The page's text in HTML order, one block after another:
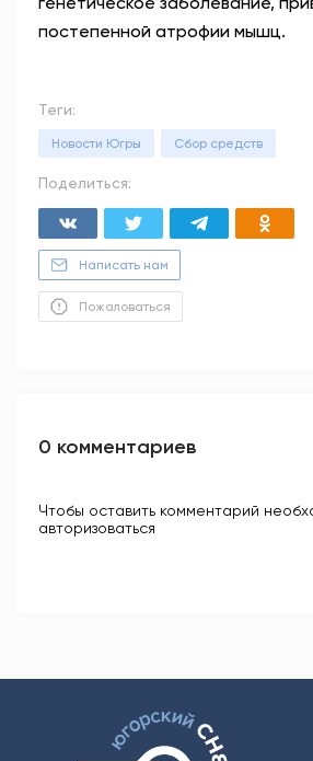
постепенной атрофии мышц.
Теги:
Новости Югры Сбор средств
Поделиться:
Написать нам
Пожаловаться
0 комментариев
Чтобы оставить комментарий
авторизоваться